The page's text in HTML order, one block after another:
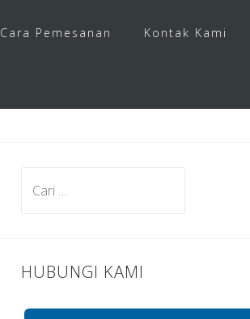
Cara Pemesanan Kontak Kami
HUBUNGI KAMI